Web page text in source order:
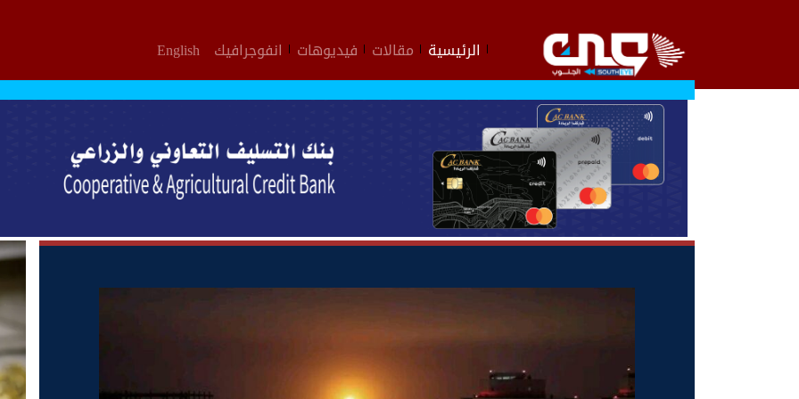
الرئيسية مقالات فيديوهات انفوجرافيك English